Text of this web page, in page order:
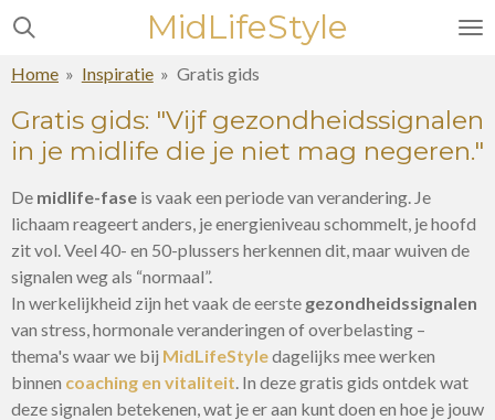
Ga
naar
hoofdinhoud
MidLifeStyle
Home » Inspiratie » Gratis gids
Gratis gids: "Vijf gezondheidssignalen
in je midlife die je niet mag negeren."
De midlife-fase is vaak een periode van verandering. Je
lichaam reageert anders, jeenergieniveau schommelt, je hoofd
zit vol.Veel 40- en 50-plussers herkennen dit, maar wuiven de
signalen weg als “normaal”.
In werkelijkheid zijn het vaak de eerste gezondheidssignalen
van stress, hormonale veranderingen of overbelasting –
thema's waar we bij MidLifeStyledagelijks mee werken
binnen coaching en vitaliteit. In deze gratis gids ontdek wat
deze signalen betekenen, wat je er aan kunt doen en hoe je jouw